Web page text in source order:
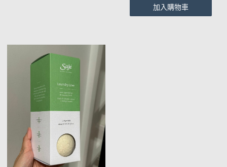
加入購物車